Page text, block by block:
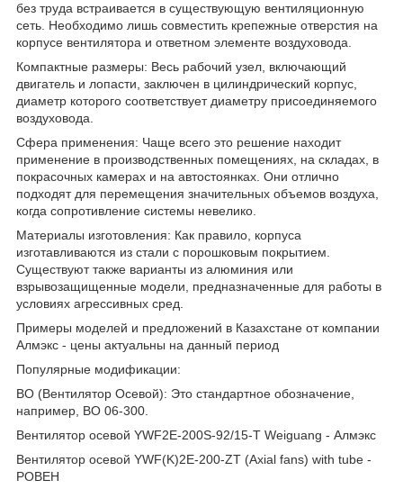
без труда встраивается в существующую вентиляционную
сеть. Необходимо лишь совместить крепежные отверстия на
корпусе вентилятора и ответном элементе воздуховода.
Компактные размеры: Весь рабочий узел, включающий
двигатель и лопасти, заключен в цилиндрический корпус,
диаметр которого соответствует диаметру присоединяемого
воздуховода.
Сфера применения: Чаще всего это решение находит
применение в производственных помещениях, на складах, в
покрасочных камерах и на автостоянках. Они отлично
подходят для перемещения значительных объемов воздуха,
когда сопротивление системы невелико.
Материалы изготовления: Как правило, корпуса
изготавливаются из стали с порошковым покрытием.
Существуют также варианты из алюминия или
взрывозащищенные модели, предназначенные для работы в
условиях агрессивных сред.
Примеры моделей и предложений в Казахстане от компании
Алмэкс - цены актуальны на данный период
Популярные модификации:
ВО (Вентилятор Осевой): Это стандартное обозначение,
например, ВО 06-300.
Вентилятор осевой YWF2E-200S-92/15-T Weiguang - Алмэкс
Вентилятор осевой YWF(K)2E-200-ZT (Axial fans) with tube -
РОВЕН